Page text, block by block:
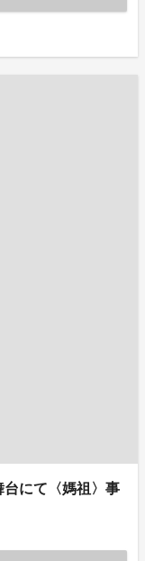
にて〈媽祖〉事